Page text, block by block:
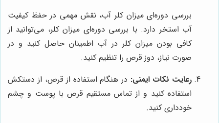
بررسی دوره‌ای میزان کلر آب، نقش مهمی در حفظ کیفیت
آب استخر دارد. با بررسی دوره‌ای میزان کلر، می‌توانید از
کافی بودن میزان کلر در آب اطمینان حاصل کنید و در
صورت نیاز، دوز قرص را تنظیم کنید.
رعایت نکات ایمنی: در هنگام استفاده از قرص، از دستکش
استفاده کنید و از تماس مستقیم قرص با پوست و چشم
خودداری کنید.